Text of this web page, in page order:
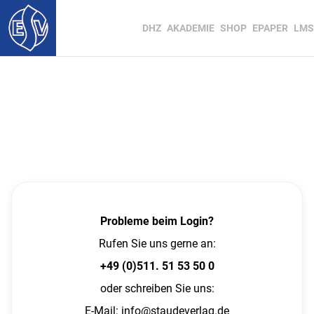
DHZ AKADEMIE SHOP EPAPER LMS
Probleme beim Login?
Rufen Sie uns gerne an:
+49 (0)511. 51 53 50 0
oder schreiben Sie uns:
E-Mail: info@staudeverlag.de